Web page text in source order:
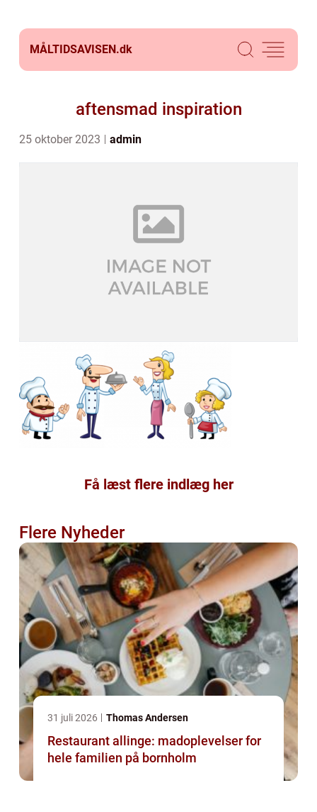
MÅLTIDSAVISEN.dk
aftensmad inspiration
25 oktober 2023 admin
Få læst flere indlæg her
Flere Nyheder
31 juli 2026 Thomas Andersen
Restaurant allinge: madoplevelser for
hele familien på bornholm